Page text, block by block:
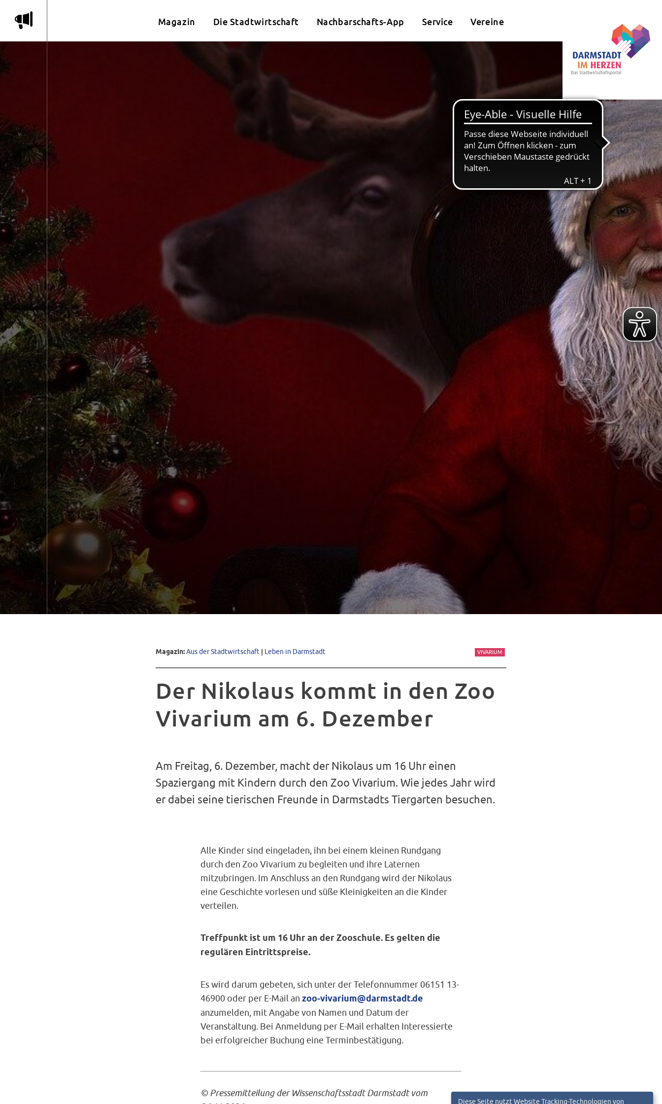
m Magazin Die Stadtwirtschaft Nachbarschafts-App Service Vereine
Magazin:Aus der Stadtwirtschaft | Leben in Darmstadt VIVARIUM
Der Nikolaus kommt in den Zoo
Vivarium am 6. Dezember
Am Freitag, 6. Dezember, macht der Nikolaus um 16 Uhr einen
Spaziergang mit Kindern durch den Zoo Vivarium. Wie jedes Jahr wird
er dabei seine tierischen Freunde in Darmstadts Tiergarten besuchen.
Alle Kinder sind eingeladen, ihn bei einem kleinen Rundgang
durch den Zoo Vivarium zu begleiten und ihre Laternen
mitzubringen. Im Anschluss an den Rundgang wird der Nikolaus
eine Geschichte vorlesen und süße Kleinigkeiten an die Kinder
verteilen.
Treffpunkt ist um 16 Uhr an der Zooschule. Es gelten die
regulären Eintrittspreise.
Es wird darum gebeten, sich unter der Telefonnummer 06151 13-
46900 oder per E-Mail an zoo-vivarium@darmstadt.de
anzumelden, mit Angabe von Namen und Datum der
Veranstaltung. Bei Anmeldung per E-Mail erhalten Interessierte
bei erfolgreicher Buchung eine Terminbestätigung.
© Pressemitteilung der Wissenschaftsstadt Darmstadtvom
Diese Seite nutzt Website Tracking-Technologien von